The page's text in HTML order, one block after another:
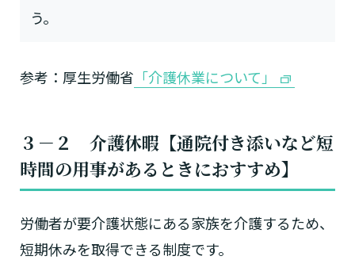
う。
参考：厚生労働省 「介護休業について」
３－２ 介護休暇【通院付き添いなど短
時間の用事があるときにおすすめ】
労働者が要介護状態にある家族を介護するため、
短期休みを取得できる制度です。